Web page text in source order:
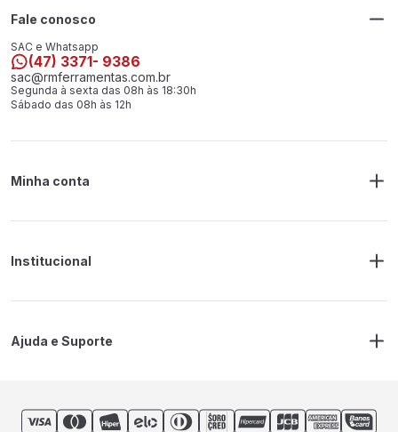
Fale conosco
SAC e Whatsapp
(47) 3371- 9386
sac@rmferramentas.com.br
Segunda à sexta das 08h às 18:30h
Sábado das 08h às 12h
Minha conta
Endereço de Entrega
Institucional
Politica de Privacidade
Ajuda e Suporte